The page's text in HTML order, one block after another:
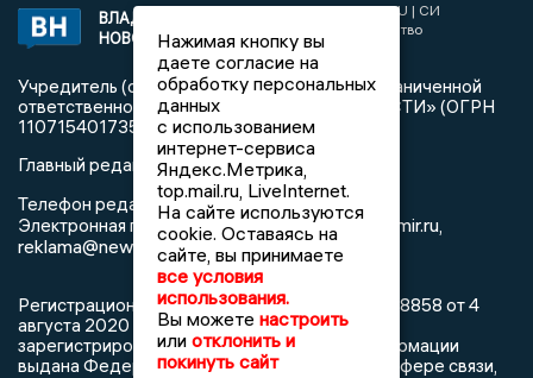
ВЛАДИМИРСКИЕ
НОВОСТИ
2017 © NEWSVLADIMIR.RU | СИ
«Информационное агентство
Владимирские новости»
Учредитель (соучредители): Общество с ограниченной
ответственностью «РЕГИОНАЛЬНЫЕ НОВОСТИ» (ОГРН
1107154017354)
Главный редактор: Мазов С. А.
Телефон редакции:8 (4922) 666916
Электронная почта редакции:info@newsvladimir.ru,
reklama@newsvladimir.ru
Регистрационный номер: серия Эл № ФС77-78858 от 4
августа 2020 г. согласно выписке из реестра
зарегистрированных средств массовой информации
выдана Федеральной службой по надзору в сфере связи,
Нажимая кнопку вы
даете согласие на
обработку персональных
данных
с использованием
интернет-сервиса
Яндекс.Метрика,
top.mail.ru, LiveInternet.
На сайте используются
cookie. Оставаясь на
сайте, вы принимаете
все условия
использования.
Вы можете настроить
или отклонить и
покинуть сайт